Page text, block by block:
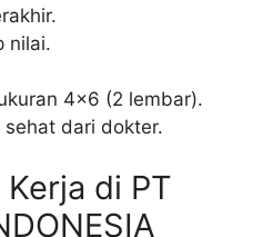
nilai.
4×6 (2 lembar).
dari dokter.
di PT